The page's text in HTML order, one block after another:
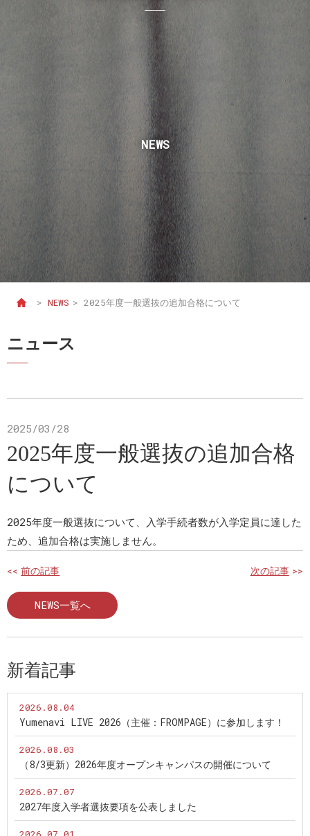
NEWS
> NEWS > 2025年度一般選抜の追加合格について
ニュース
2025/03/28
2025年度一般選抜の追加合格
について
2025年度一般選抜について、入学手続者数が入学定員に達した
ため、追加合格は実施しません。
<<前の記事 次の記事>>
NEWS一覧へ
新着記事
2026.08.04
Yumenavi LIVE 2026（主催：FROMPAGE）に参加します！
2026.08.03
（8/3更新）2026年度オープンキャンパスの開催について
2026.07.07
2027年度入学者選抜要項を公表しました